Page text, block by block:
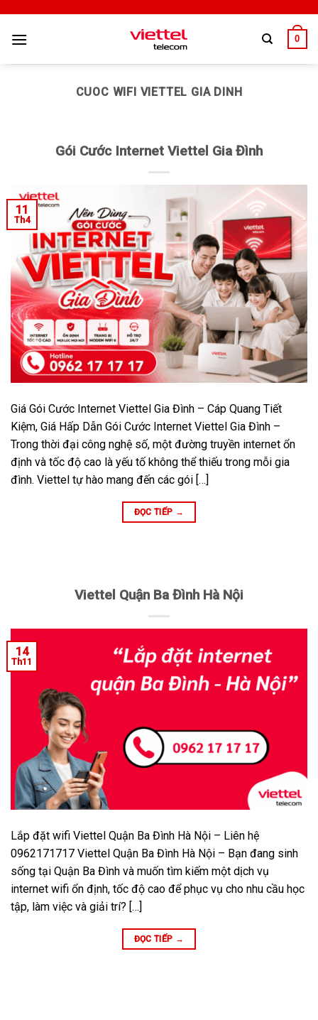
0
CUOC WIFI VIETTEL GIA DINH
Gói Cước Internet Viettel Gia Đình
11
Th4
Giá Gói Cước Internet Viettel Gia Đình – Cáp Quang Tiết
Kiệm, Giá Hấp Dẫn Gói Cước Internet Viettel Gia Đình –
Trong thời đại công nghệ số, một đường truyền internet ổn
định và tốc độ cao là yếu tố không thể thiếu trong mỗi gia
đình. Viettel tự hào mang đến các gói […]
ĐỌC TIẾP →
Viettel Quận Ba Đình Hà Nội
14
Th11
Lắp đặt wifi Viettel Quận Ba Đình Hà Nội – Liên hệ
0962171717 Viettel Quận Ba Đình Hà Nội – Bạn đang sinh
sống tại Quận Ba Đình và muốn tìm kiếm một dịch vụ
internet wifi ổn định, tốc độ cao để phục vụ cho nhu cầu học
tập, làm việc và giải trí? […]
ĐỌC TIẾP →